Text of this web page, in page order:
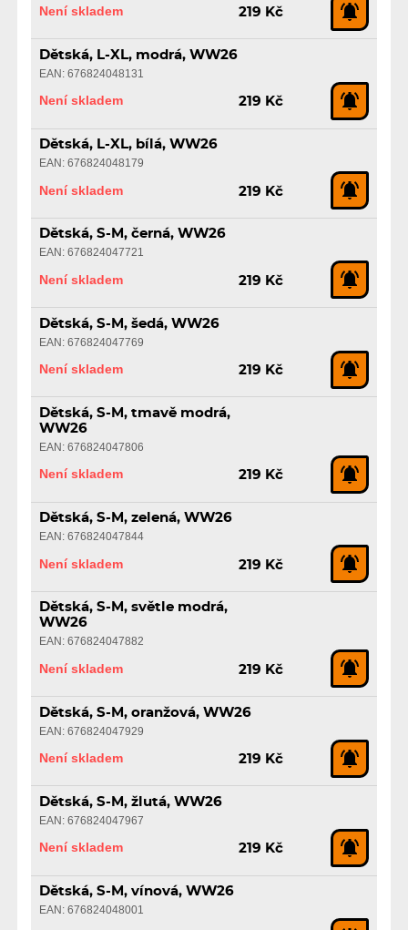
Není skladem 219 Kč
Dětská, L-XL, modrá, WW26
EAN: 676824048131
Není skladem 219 Kč
Dětská, L-XL, bílá, WW26
EAN: 676824048179
Není skladem 219 Kč
Dětská, S-M, černá, WW26
EAN: 676824047721
Není skladem 219 Kč
Dětská, S-M, šedá, WW26
EAN: 676824047769
Není skladem 219 Kč
Dětská, S-M, tmavě modrá,
WW26
EAN: 676824047806
Není skladem 219 Kč
Dětská, S-M, zelená, WW26
EAN: 676824047844
Není skladem 219 Kč
Dětská, S-M, světle modrá,
WW26
EAN: 676824047882
Není skladem 219 Kč
Dětská, S-M, oranžová, WW26
EAN: 676824047929
Není skladem 219 Kč
Dětská, S-M, žlutá, WW26
EAN: 676824047967
Není skladem 219 Kč
Dětská, S-M, vínová, WW26
EAN: 676824048001